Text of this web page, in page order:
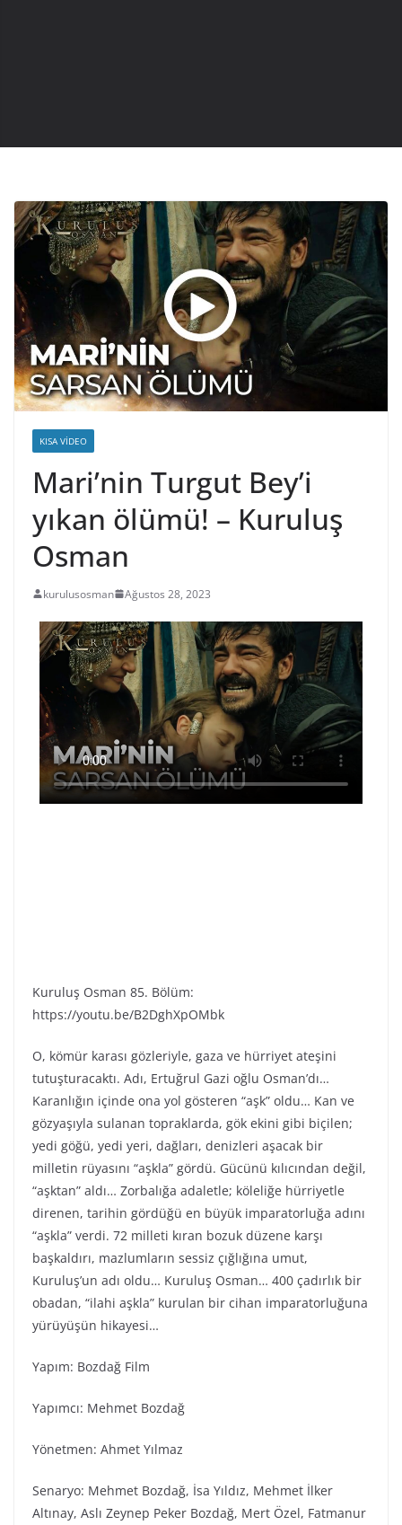
KISA VIDEO
Mari’nin Turgut Bey’i
yıkan ölümü! – Kuruluş
Osman
kurulusosman Ağustos 28, 2023
Kuruluş Osman 85. Bölüm:
https://youtu.be/B2DghXpOMbk
O, kömür karası gözleriyle, gaza ve hürriyet ateşini
tutuşturacaktı. Adı, Ertuğrul Gazi oğlu Osman’dı…
Karanlığın içinde ona yol gösteren “aşk” oldu… Kan ve
gözyaşıyla sulanan topraklarda, gök ekini gibi biçilen;
yedi göğü, yedi yeri, dağları, denizleri aşacak bir
milletin rüyasını “aşkla” gördü. Gücünü kılıcından değil,
“aşktan” aldı… Zorbalığa adaletle; köleliğe hürriyetle
direnen, tarihin gördüğü en büyük imparatorluğa adını
“aşkla” verdi. 72 milleti kıran bozuk düzene karşı
başkaldırı, mazlumların sessiz çığlığına umut,
Kuruluş’un adı oldu… Kuruluş Osman… 400 çadırlık bir
obadan, “ilahi aşkla” kurulan bir cihan imparatorluğuna
yürüyüşün hikayesi…
Yapım: Bozdağ Film
Yapımcı: Mehmet Bozdağ
Yönetmen: Ahmet Yılmaz
Senaryo: Mehmet Bozdağ, İsa Yıldız, Mehmet İlker
Altınay, Aslı Zeynep Peker Bozdağ, Mert Özel, Fatmanur